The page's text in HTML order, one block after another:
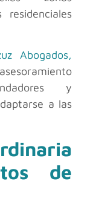
residenciales
Abogados,
y
a las
de